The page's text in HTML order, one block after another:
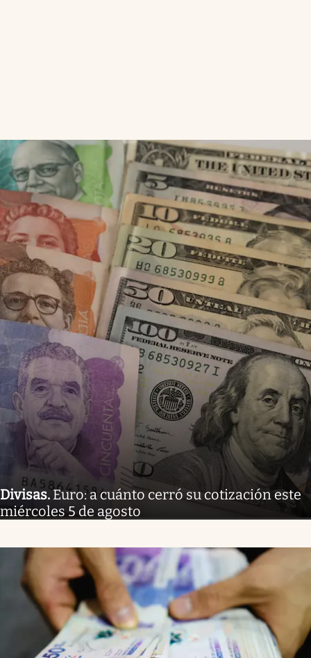
Divisas.Euro: a cuánto cerró su cotización este
miércoles 5 de agosto